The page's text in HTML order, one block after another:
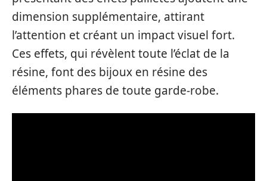
dimension supplémentaire, attirant
l’attention et créant un impact visuel fort.
Ces effets, qui révèlent toute l’éclat de la
résine, font des bijoux en résine des
éléments phares de toute garde-robe.